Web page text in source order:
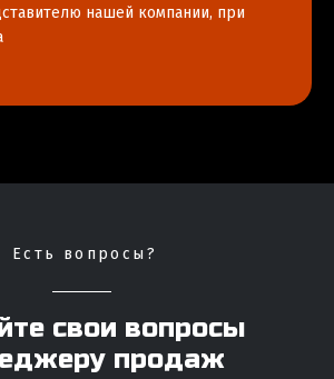
нашей компании, при
Есть вопросы?
свои вопросы
продаж